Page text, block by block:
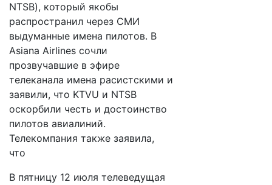
NTSB), который якобы
распространил через СМИ
выдуманные имена пилотов. В
Asiana Airlines сочли
прозвучавшие в эфире
телеканала имена расистскими и
заявили, что KTVU и NTSB
оскорбили честь и достоинство
пилотов авиалиний.
Телекомпания также заявила,
что
В пятницу 12 июля телеведущая